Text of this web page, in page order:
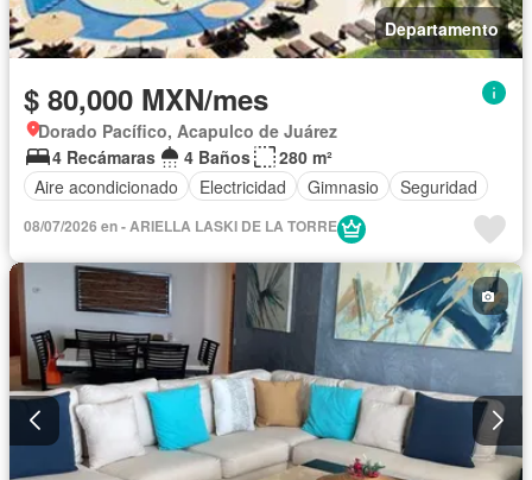
Departamento
$ 80,000 MXN/mes
Dorado Pacífico, Acapulco de Juárez
4 Recámaras
4 Baños
280 m²
Aire acondicionado
Electricidad Gimnasio Seguridad
08/07/2026 en - ARIELLA LASKI DE LA TORRE